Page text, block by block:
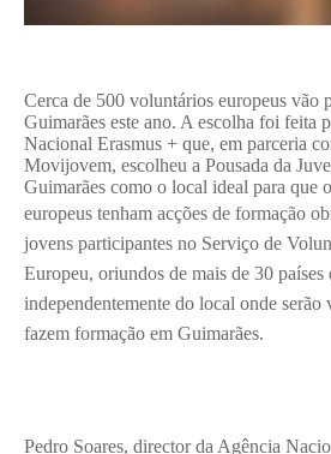
Cerca de 500 voluntários europeus vão
Guimarães este ano. A escolha foi feita
Nacional Erasmus + que, em parceria
Movijovem, escolheu a Pousada da
Guimarães como o local ideal para que
europeus tenham acções de formação
jovens participantes no Serviço de
Europeu, oriundos de mais de 30 países
independentemente do local onde serão
fazem formação em Guimarães.
Pedro Soares, director da Agência